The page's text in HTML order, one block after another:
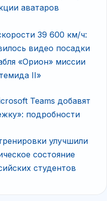
аватаров
39 600 км/ч:
видео посадки
«Орион» миссии
II»
Teams добавят
подробности
улучшили
состояние
студентов